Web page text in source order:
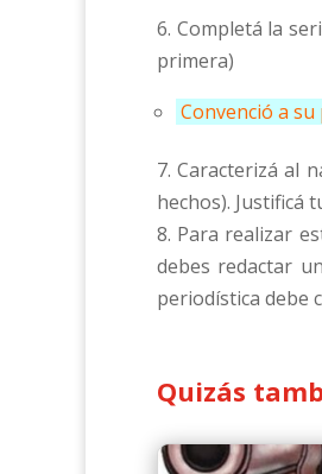
6. Completá la
primera)
Convenció a
7. Caracterizá al
hechos). Justificá
8. Para realizar
debes redactar
periodística debe
Quizás